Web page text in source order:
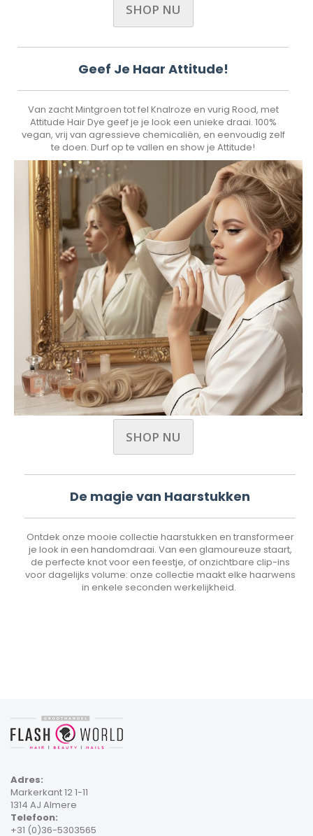
SHOP NU
Geef Je Haar Attitude!
Van zacht Mintgroen tot fel Knalroze en vurig Rood, met
Attitude Hair Dye geef je je look een unieke draai. 100%
vegan, vrij van agressieve chemicaliën, en eenvoudig zelf
te doen. Durf op te vallen en show je Attitude!
SHOP NU
De magie van Haarstukken
Ontdek onze mooie collectie haarstukken en transformeer
je look in een handomdraai. Van een glamoureuze staart,
de perfecte knot voor een feestje, of onzichtbare clip-ins
voor dagelijks volume: onze collectie maakt elke haarwens
in enkele seconden werkelijkheid.
Adres:
Markerkant 12 1-11
1314 AJ Almere
Telefoon:
+31 (0)36-5303565